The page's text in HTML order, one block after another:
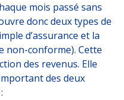
mois passé sans
donc deux types de
d’assurance et la
non-conforme). Cette
des revenus. Elle
des deux